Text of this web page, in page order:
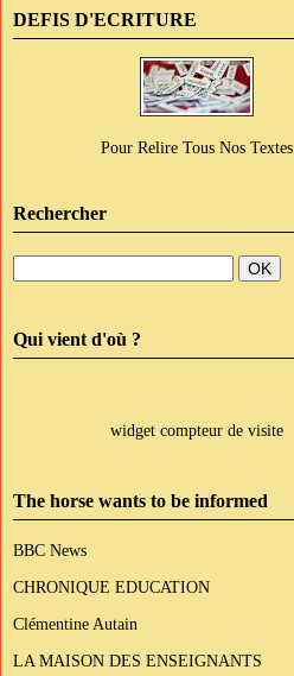
DEFIS D'ECRITURE
Pour Relire Tous Nos Textes
Rechercher
Qui vient d'où ?
widget compteur de visite
The horse wants to be informed
BBC News
CHRONIQUE EDUCATION
Clémentine Autain
LA MAISON DES ENSEIGNANTS